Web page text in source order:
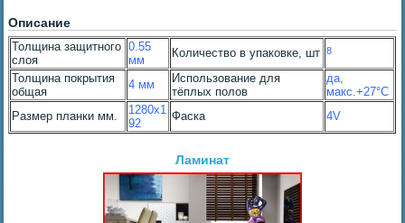
Описание
Толщина защитного
слоя
0.55
мм
Количество в упаковке, шт 8
Толщина покрытия
общая
4 мм
Использование для
тёплых полов
да,
макс.+27°С
Размер планки мм.
1280х1
92
Фаска 4V
Ламинат